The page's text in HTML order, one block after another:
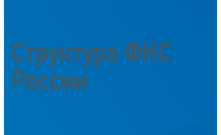
Структура ФНС
России